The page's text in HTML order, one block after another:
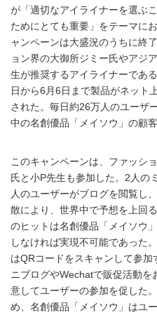
が「適切なアイライナーを選ぶ
ためにとても重要」をテーマに
ャンペーンは大盛況のうちに終
ョン界の大御所ジミー氏やアジ
生が推奨するアイライナーであ
日から6月6日まで製品がネット
された。毎日約26万人のユーザ
中の名創優品「メイソウ」の顧
このキャンペーンは、ファッシ
氏と小P先生も参加した。2人の
人のユーザーがブログを閲覧し
散により、世界中で予想を上回
のヒットは名創優品「メイソウ
しなければ実現不可能であった
はQRコードをスキャンして参加
ニブログやWechatで販促活動を
意してユーザーの参加を促した
め、名創優品「メイソウ」はユ